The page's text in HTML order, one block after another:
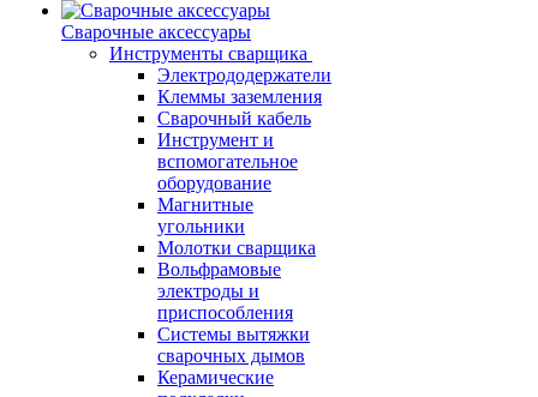
Сварочные аксессуары
Инструменты сварщика
Электрододержатели
Клеммы заземления
Сварочный кабель
Инструмент и
вспомогательное
оборудование
Магнитные
угольники
Молотки сварщика
Вольфрамовые
электроды и
приспособления
Системы вытяжки
сварочных дымов
Керамические